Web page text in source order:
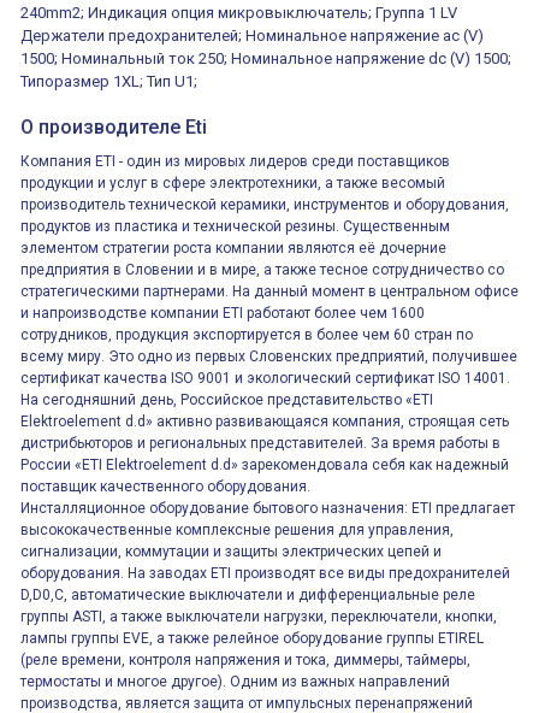
ВКН8108
выключатель /
выключатель
алюминиевый
800202300000С | 80 02 0 230 0000 С
реле времени
функций/режимов
240mm2; Индикация опция микровыключатель; Группа 1 LV
Держатели предохранителей; Номинальное напряжение ac (V)
1500; Номинальный ток 250; Номинальное напряжение dc (V) 1500;
Типоразмер 1XL; Тип U1;
О производителе Eti
Компания ETI - один из мировых лидеров среди поставщиков
продукции и услуг в сфере электротехники, а также весомый
производитель технической керамики, инструментов и оборудования,
продуктов из пластика и технической резины. Существенным
элементом стратегии роста компании являются её дочерние
предприятия в Словении и в мире, а также тесное сотрудничество со
стратегическими партнерами. На данный момент в центральном офисе
и напроизводстве компании ETI работают более чем 1600
сотрудников, продукция экспортируется в более чем 60 стран по
всему миру. Это одно из первых Словенских предприятий, получившее
сертификат качества ISO 9001 и экологический сертификат ISO 14001.
На сегодняшний день, Российское представительство «ETI
Elektroelement d.d» активно развивающаяся компания, строящая сеть
дистрибьюторов и региональных представителей. За время работы в
России «ETI Elektroelement d.d» зарекомендовала себя как надежный
поставщик качественного оборудования.
Инсталляционное оборудование бытового назначения: ETI предлагает
высококачественные комплексные решения для управления,
сигнализации, коммутации и защиты электрических цепей и
оборудования. На заводах ETI производят все виды предохранителей
D,D0,C, автоматические выключатели и дифференциальные реле
группы ASTI, а также выключатели нагрузки, переключатели, кнопки,
лампы группы EVE, а также релейное оборудование группы ETIREL
(реле времени, контроля напряжения и тока, диммеры, таймеры,
термостаты и многое другое). Одним из важных направлений
производства, является защита от импульсных перенапряжений